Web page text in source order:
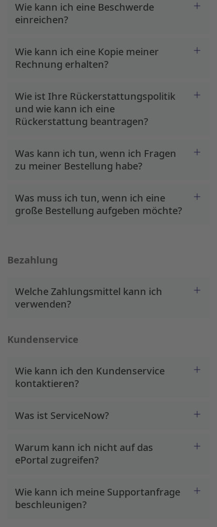
Wie kann ich eine Beschwerde
einreichen?
Wie kann ich eine Kopie meiner
Rechnung erhalten?
Wie ist Ihre Rückerstattungspolitik
und wie kann ich eine
Rückerstattung beantragen?
Was kann ich tun, wenn ich Fragen
zu meiner Bestellung habe?
Was muss ich tun, wenn ich eine
große Bestellung aufgeben möchte?
Bezahlung
Welche Zahlungsmittel kann ich
verwenden?
Kundenservice
Wie kann ich den Kundenservice
kontaktieren?
Was ist ServiceNow?
Warum kann ich nicht auf das
ePortal zugreifen?
Wie kann ich meine Supportanfrage
beschleunigen?